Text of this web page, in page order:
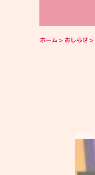
ホーム おしらせ